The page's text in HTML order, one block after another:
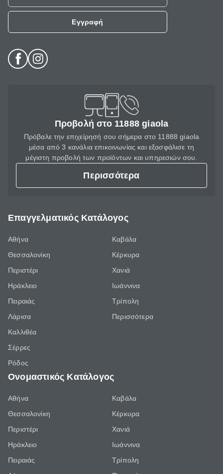
Εγγραφή
Προβολή στο 11888 giaola
Πρόβαλε την επιχείρησή σου σήμερα στο 11888 giaola
μέσα από 3 κανάλια επικοινωνίας και εξασφάλισε τη
μέγιστη προβολή των προϊόντων και υπηρεσιών σου.
Περισσότερα
Επαγγελματικός Κατάλογος
Αθήνα
Θεσσαλονίκη
Περιστέρι
Ηράκλειο
Πειραιάς
Λάρισα
Καλλιθέα
Σέρρες
Ρόδος
Καβάλα
Κέρκυρα
Χανιά
Ιωάννινα
Τρίπολη
Περισσότερα
Ονομαστικός Κατάλογος
Αθήνα
Θεσσαλονίκη
Περιστέρι
Ηράκλειο
Πειραιάς
Καβάλα
Κέρκυρα
Χανιά
Ιωάννινα
Τρίπολη